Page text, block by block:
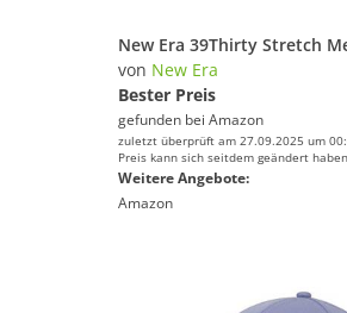
von New Era
Bester Preis
gefunden bei Amazon
zuletzt überprüft am 27.09.2025 um
Preis kann sich seitdem geändert
Weitere Angebote:
Amazon